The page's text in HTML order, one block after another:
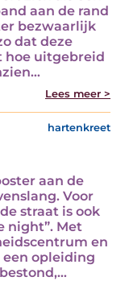
aan de rand
bezwaarlijk
dat deze
hoe uitgebreid
Lees meer >
hartenkreet
aan de
Voor
straat is ook
night”. Met
en
een opleiding